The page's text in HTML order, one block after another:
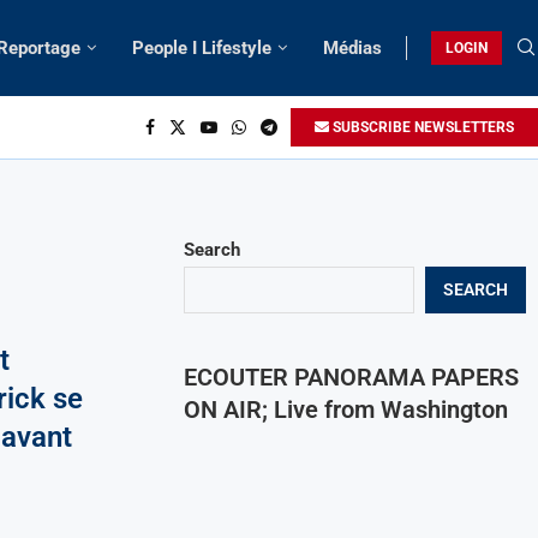
People I Lifestyle Médias LOGIN
SUBSCRIBE NEWSLETTERS
se
Search
SEARCH
ECOUTER PANORAMA PAPERS
ON AIR; Live from Washington